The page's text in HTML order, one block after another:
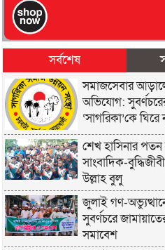
সর্বশেষ
সমাজসেবার
অভিযোগ:
‘সাগরিকা’কে ঘিরে
শেখ হাসিনার
সাংবাদিক-
উল্লাহ বুলু
জুলাই গণ-
সুবর্ণচরে
সমাবেশ